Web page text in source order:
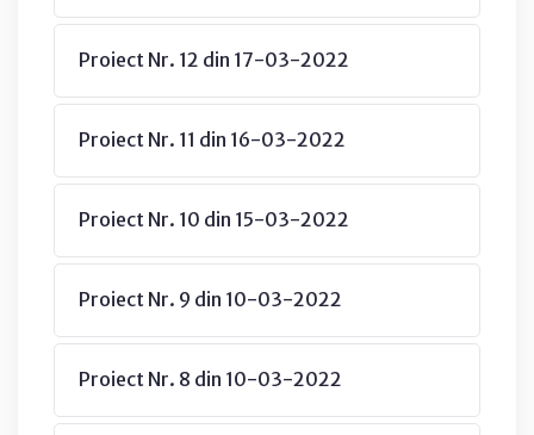
Proiect Nr. 12 din 17-03-2022
Proiect Nr. 11 din 16-03-2022
Proiect Nr. 10 din 15-03-2022
Proiect Nr. 9 din 10-03-2022
Proiect Nr. 8 din 10-03-2022